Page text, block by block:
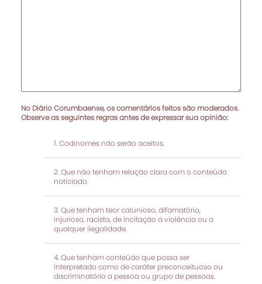
No Diário Corumbaense, os comentários feitos são moderados.
Observe as seguintes regras antes de expressar sua opinião:
Codinomes não serão aceitos.
Que não tenham relação clara com o conteúdo
noticiado.
Que tenham teor calunioso, difamatório,
injurioso, racista, de incitação à violência ou a
qualquer ilegalidade.
Que tenham conteúdo que possa ser
interpretado como de caráter preconceituoso ou
discriminatório a pessoa ou grupo de pessoas.